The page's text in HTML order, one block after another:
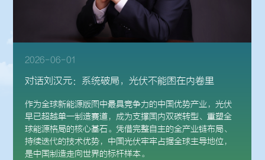
2026-07-16
刘汉元主席出席全国工商联十三届七次常委会议
7月13日至15日，全国工商联十三届七次常委会议在内蒙古
呼和浩特召开。会议深入学习贯彻习近平新时代中国特色
社会主义思想，全面贯彻党的二十大和二十届历次全会精
神，深刻领悟习近平总书记在庆祝中国共产党成立105周年
大会上的重要讲话精神，总结上半年工作，分析当前形